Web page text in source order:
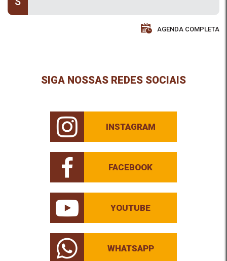
Missa em honra ao Sagrado
Missa em honra ao Sagrado
Permanentes
Matriz
AGENDA COMPLETA
SIGA NOSSAS REDES SOCIAIS
INSTAGRAM
FACEBOOK
YOUTUBE
WHATSAPP